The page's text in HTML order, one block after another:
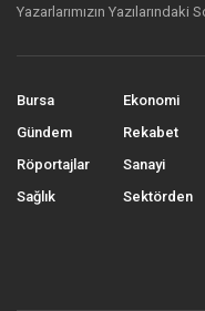
Yazarlarımızın
Bursa
Gündem
Röportajlar
Sağlık
Ekonomi
Rekabet
Sanayi
Sektörden